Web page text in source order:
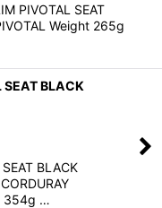
PIVOTAL SEAT
Weight 265g
SEAT BLACK
BLACK
354g …